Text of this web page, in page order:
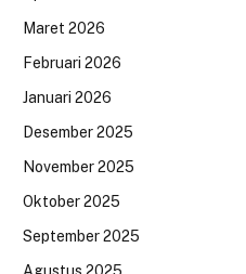
Maret 2026
Februari 2026
Januari 2026
Desember 2025
November 2025
Oktober 2025
September 2025
Agustus 2025